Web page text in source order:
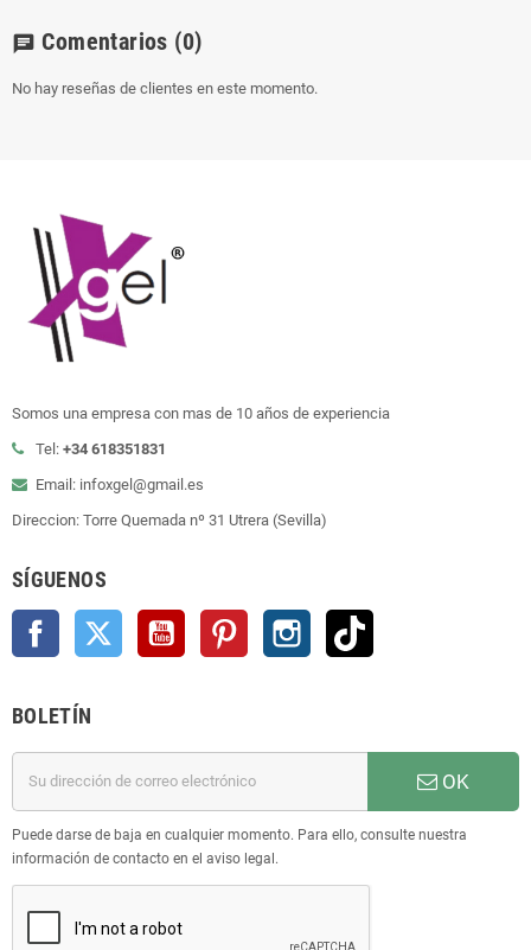
chat Comentarios (0)
No hay reseñas de clientes en este momento.
Somos una empresa con mas de 10 años de experiencia
Tel: +34 618351831
Email: infoxgel@gmail.es
Direccion: Torre Quemada nº 31 Utrera (Sevilla)
SÍGUENOS
Facebook Twitter YouTube Pinterest Instagram
BOLETÍN
OK
Puede darse de baja en cualquier momento. Para ello, consulte nuestra
información de contacto en el aviso legal.